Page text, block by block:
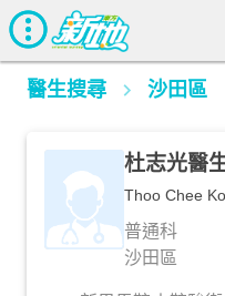
醫生搜尋 沙田區
杜志光醫
Thoo Chee
普通科
沙田區